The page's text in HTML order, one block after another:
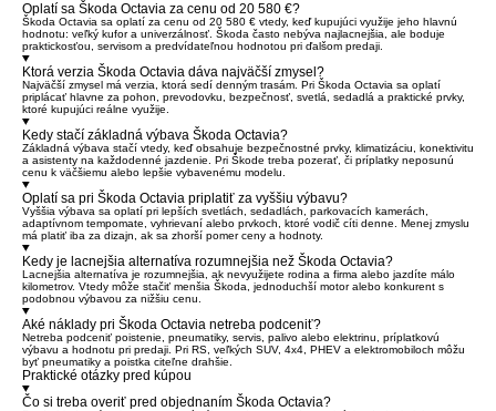
Oplatí sa Škoda Octavia za cenu od 20 580 €?
Škoda Octavia sa oplatí za cenu od 20 580 € vtedy, keď kupujúci využije jeho hlavnú
hodnotu: veľký kufor a univerzálnosť. Škoda často nebýva najlacnejšia, ale boduje
praktickosťou, servisom a predvídateľnou hodnotou pri ďalšom predaji.
Ktorá verzia Škoda Octavia dáva najväčší zmysel?
Najväčší zmysel má verzia, ktorá sedí denným trasám. Pri Škoda Octavia sa oplatí
priplácať hlavne za pohon, prevodovku, bezpečnosť, svetlá, sedadlá a praktické prvky,
ktoré kupujúci reálne využije.
Kedy stačí základná výbava Škoda Octavia?
Základná výbava stačí vtedy, keď obsahuje bezpečnostné prvky, klimatizáciu, konektivitu
a asistenty na každodenné jazdenie. Pri Škode treba pozerať, či príplatky neposunú
cenu k väčšiemu alebo lepšie vybavenému modelu.
Oplatí sa pri Škoda Octavia priplatiť za vyššiu výbavu?
Vyššia výbava sa oplatí pri lepších svetlách, sedadlách, parkovacích kamerách,
adaptívnom tempomate, vyhrievaní alebo prvkoch, ktoré vodič cíti denne. Menej zmyslu
má platiť iba za dizajn, ak sa zhorší pomer ceny a hodnoty.
Kedy je lacnejšia alternatíva rozumnejšia než Škoda Octavia?
Lacnejšia alternatíva je rozumnejšia, ak nevyužijete rodina a firma alebo jazdíte málo
kilometrov. Vtedy môže stačiť menšia Škoda, jednoduchší motor alebo konkurent s
podobnou výbavou za nižšiu cenu.
Aké náklady pri Škoda Octavia netreba podceniť?
Netreba podceniť poistenie, pneumatiky, servis, palivo alebo elektrinu, príplatkovú
výbavu a hodnotu pri predaji. Pri RS, veľkých SUV, 4x4, PHEV a elektromobiloch môžu
byť pneumatiky a poistka citeľne drahšie.
Praktické otázky pred kúpou
Čo si treba overiť pred objednaním Škoda Octavia?